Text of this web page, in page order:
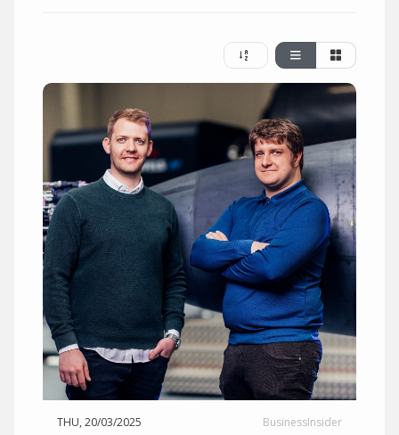
THU, 20/03/2025 BusinessInsider